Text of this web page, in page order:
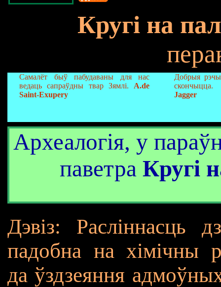
Кругі на
Самалёт быў пабудаваны для нас
ведаць сапраўдны твар Зямлі. A.de
Saint-Exupery
Добрыя рэчы
скончыцца.
Jagger
Археалогія, у
паветра Кругі
Дэвіз: Расліннасць
падобна на хімічны
да ўздзеяння